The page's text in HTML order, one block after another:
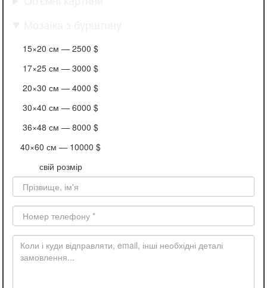
15×20 см — 2500 $
17×25 см — 3000 $
20×30 см — 4000 $
30×40 см — 6000 $
36×48 см — 8000 $
40×60 см — 10000 $
свій розмір